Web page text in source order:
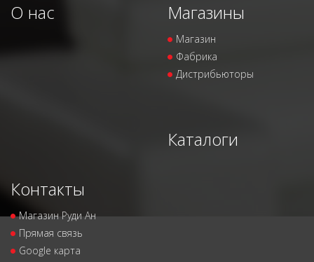
О нас Магазины
Магазин
Фабрика
Дистрибьюторы
Каталоги
Контакты
Магазин Руди Ан
Прямая связь
Google карта